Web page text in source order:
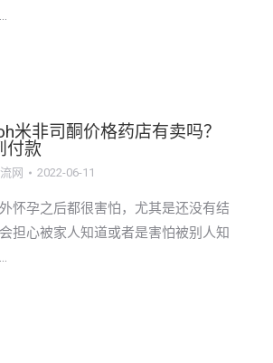
米非司酮价格药店有卖吗？
付款
网 2022-06-11
怀孕之后都很害怕，尤其是还没有结
担心被家人知道或者是害怕被别人知